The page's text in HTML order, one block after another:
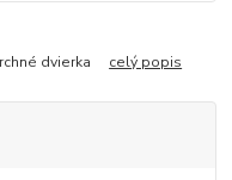
dvierka celý popis